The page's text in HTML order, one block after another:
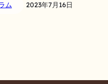
ム 2023年7月16日